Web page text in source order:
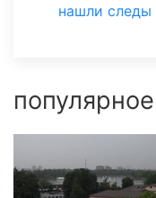
нашли следы